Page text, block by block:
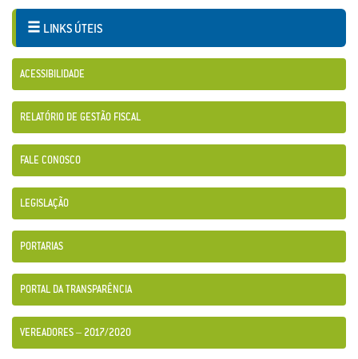
LINKS ÚTEIS
ACESSIBILIDADE
RELATÓRIO DE GESTÃO FISCAL
FALE CONOSCO
LEGISLAÇÃO
PORTARIAS
PORTAL DA TRANSPARÊNCIA
VEREADORES – 2017/2020